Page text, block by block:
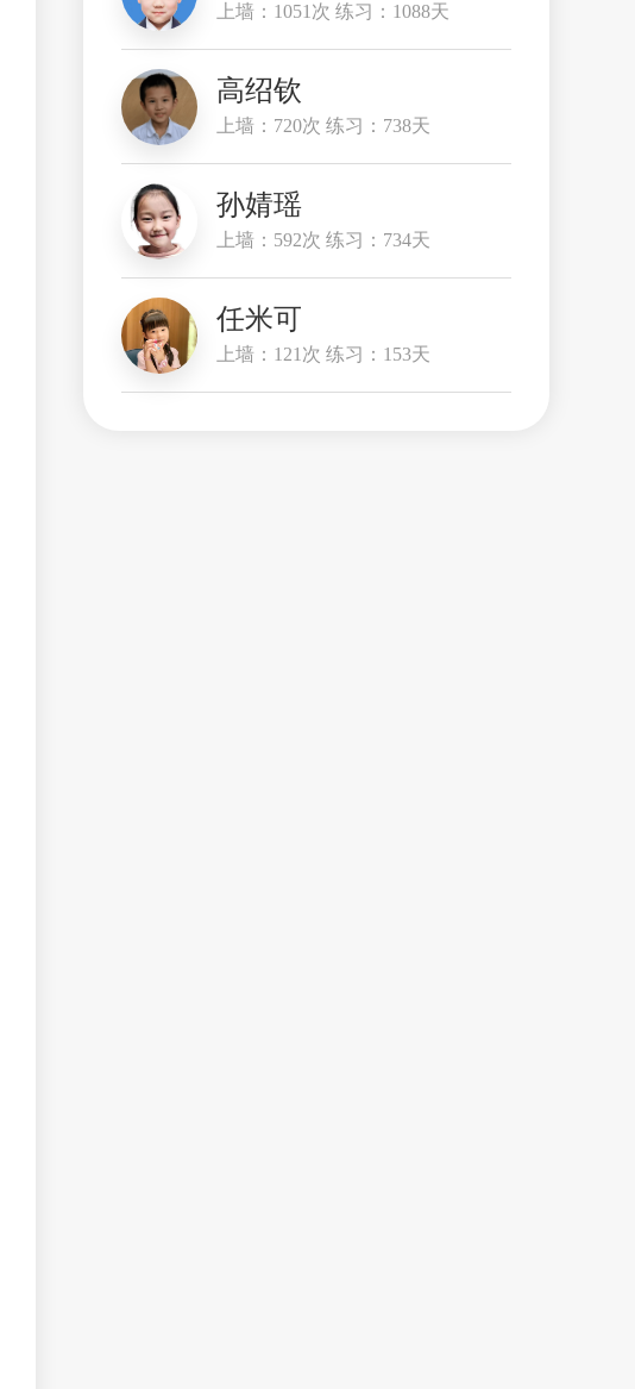
上墙：1051次 练习：1088天
高绍钦
上墙：720次 练习：738天
孙婧瑶
上墙：592次 练习：734天
任米可
上墙：121次 练习：153天